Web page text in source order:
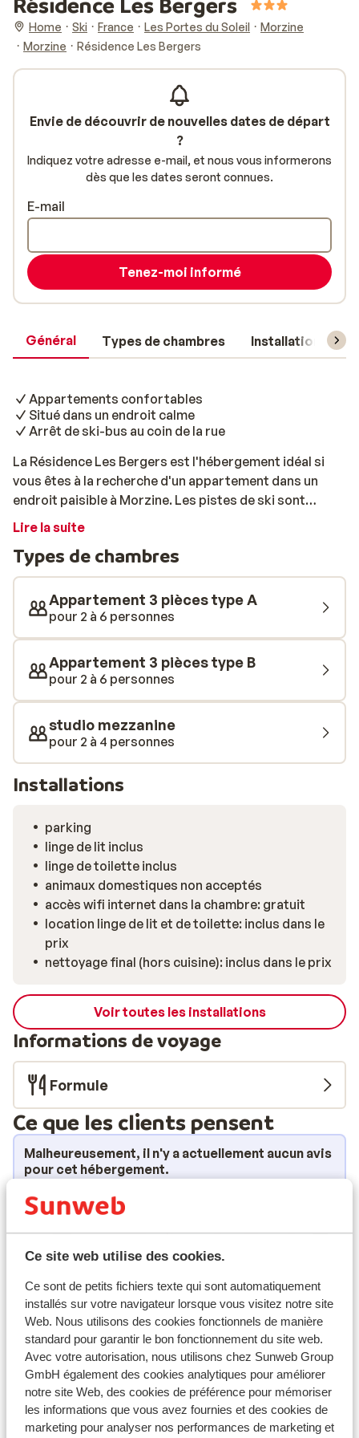
Ce site web utilise des cookies.
Ce sont de petits fichiers texte qui sont automatiquement
installés sur votre navigateur lorsque vous visitez notre site
Web. Nous utilisons des cookies fonctionnels de manière
standard pour garantir le bon fonctionnement du site web.
Avec votre autorisation, nous utilisons chez Sunweb Group
GmbH également des cookies analytiques pour améliorer
notre site Web, des cookies de préférence pour mémoriser
les informations que vous avez fournies et des cookies de
marketing pour analyser nos performances de marketing et
Home Ski France Les Portes du Soleil
Morzine
Morzine
Résidence Les Bergers
Général Types de chambres Installations
Appartements confortables
Situé dans un endroit calme
Arrêt de ski-bus au coin de la rue
La Résidence Les Bergers est l'hébergement idéal si
vous êtes à la recherche d'un appartement dans un
endroit paisible à Morzine. Les pistes de ski sont
situées à 450 mètres de la résidence. Avec le ski-bus,
appartements dégagent une atmosphère chaleureuse.
vous vous y sentirez comme à la maison! Vous
souhaitez vous reposer après une longue journée
passée dans les montagnes? De retour à
l'hébergement, profitez d'une bonne tasse de chocolat
chaud. La cuisine ouverte vous permettra de préparer
de bons petits plats tout en discutant avec vos amis ou
votre famille!
Lire la suite
Types de chambres
Appartement 3 pièces type A
pour 2 à 6 personnes
Appartement 3 pièces type B
pour 2 à 6 personnes
studio mezzanine
pour 2 à 4 personnes
Installations
parking
linge de lit inclus
linge de toilette inclus
animaux domestiques non acceptés
accès wifi internet dans la chambre: gratuit
location linge de lit et de toilette: inclus dans le
prix
nettoyage final (hors cuisine): inclus dans le prix
Voir toutes les installations
Informations de voyage
Formule
Ce que les clients pensent
Malheureusement, il n'y a actuellement aucun avis
pour cet hébergement.
Emplacement
Afficher sur la carte
À proximité
Distance du centre-ville: environ 300 mètres
Distance jusqu'a l'arrêt du bus de ski environ 50
Envie de découvrir de nouvelles dates de départ
?
Indiquez votre adresse e-mail, et nous vous informerons
dès que les dates seront connues.
E-mail
Tenez-moi informé